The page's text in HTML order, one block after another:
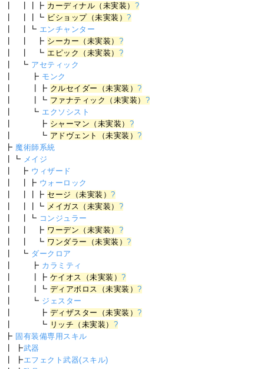
┃ ┃┃┣ カーディナル（未実装） ?
┃ ┃┃┗ ビショップ（未実装）?
┃ ┃┗ エンチャンター
┃ ┃ ┣ シーカー（未実装） ?
┃ ┃ ┗ エピック（未実装） ?
┃ ┗ アセティック
┃ ┣ モンク
┃ ┃┣ クルセイダー（未実装）?
┃ ┃┗ ファナティック（未実装） ?
┃ ┗ エクソシスト
┃ ┣ シャーマン（未実装） ?
┃ ┗ アドヴェント（未実装）?
┣ 魔術師系統
┃┗ メイジ
┃ ┣ ウィザード
┃ ┃┣ ウォーロック
┃ ┃┃┣ セージ（未実装）?
┃ ┃┃┗ メイガス（未実装） ?
┃ ┃┗ コンジュラー
┃ ┃ ┣ ワーデン（未実装） ?
┃ ┃ ┗ ワンダラー（未実装）?
┃ ┗ ダークロア
┃ ┣ カラミティ
┃ ┃┣ ケイオス（未実装）?
┃ ┃┗ ディアボロス（未実装）?
┃ ┗ ジェスター
┃ ┣ ディザスター（未実装）?
┃ ┗ リッチ（未実装） ?
┣ 固有装備専用スキル
┃ ┣武器
┃ ┣エフェクト武器(スキル)